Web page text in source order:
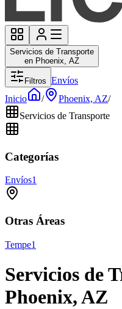
Servicios de Transporte
en Phoenix, AZ
Filtros Envíos
Inicio
/ Phoenix, AZ/
Servicios de Transporte
Categorías
Envíos1
Otras Áreas
Tempe1
Servicios de
Phoenix, AZ